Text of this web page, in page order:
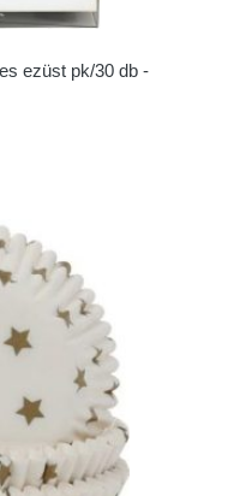
ezüst pk/30 db -